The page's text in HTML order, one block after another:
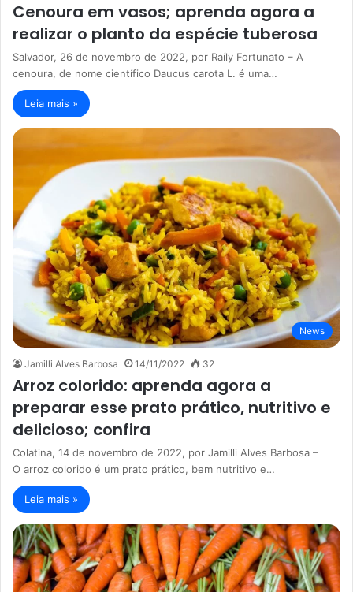
Cenoura em vasos; aprenda agora a
realizar o planto da espécie tuberosa
Salvador, 26 de novembro de 2022, por Raíly Fortunato – A
cenoura, de nome científico Daucus carota L. é uma…
Leia mais »
News
Jamilli Alves Barbosa 14/11/2022 32
Arroz colorido: aprenda agora a
preparar esse prato prático, nutritivo e
delicioso; confira
Colatina, 14 de novembro de 2022, por Jamilli Alves Barbosa –
O arroz colorido é um prato prático, bem nutritivo e…
Leia mais »